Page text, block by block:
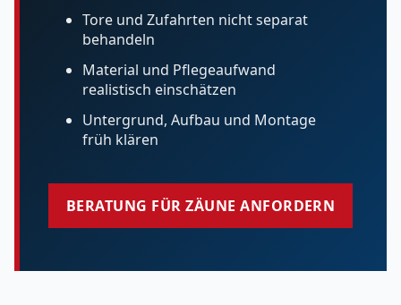
Tore und Zufahrten nicht separat
behandeln
Material und Pflegeaufwand
realistisch einschätzen
Untergrund, Aufbau und Montage
früh klären
BERATUNG FÜR ZÄUNE ANFORDERN